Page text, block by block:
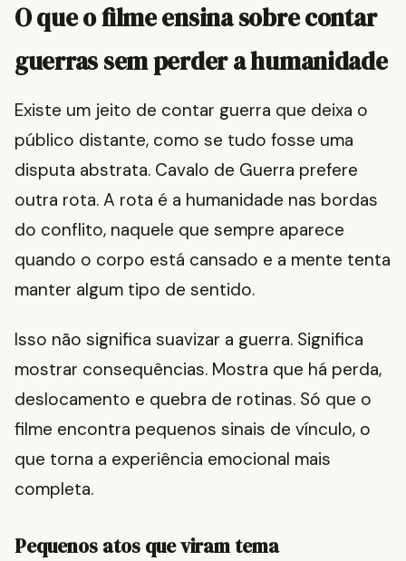
O que o filme ensina sobre contar
guerras sem perder a humanidade
Existe um jeito de contar guerra que deixa o
público distante, como se tudo fosse uma
disputa abstrata. Cavalo de Guerra prefere
outra rota. A rota é a humanidade nas bordas
do conflito, naquele que sempre aparece
quando o corpo está cansado e a mente tenta
manter algum tipo de sentido.
Isso não significa suavizar a guerra. Significa
mostrar consequências. Mostra que há perda,
deslocamento e quebra de rotinas. Só que o
filme encontra pequenos sinais de vínculo, o
que torna a experiência emocional mais
completa.
Pequenos atos que viram tema